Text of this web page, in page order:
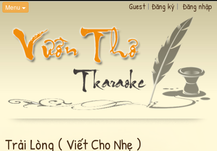
Menu Guest | Đăng ký | Đăng nhập
Trải Lòng ( Viết Cho Nhẹ )